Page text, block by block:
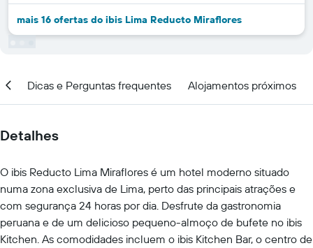
mais 16 ofertas do ibis Lima Reducto Miraflores
Dicas e Perguntas frequentes Alojamentos próximos
Detalhes
O ibis Reducto Lima Miraflores é um hotel moderno situado
numa zona exclusiva de Lima, perto das principais atrações e
com segurança 24 horas por dia. Desfrute da gastronomia
peruana e de um delicioso pequeno-almoço de bufete no ibis
Kitchen. As comodidades incluem o ibis Kitchen Bar, o centro de